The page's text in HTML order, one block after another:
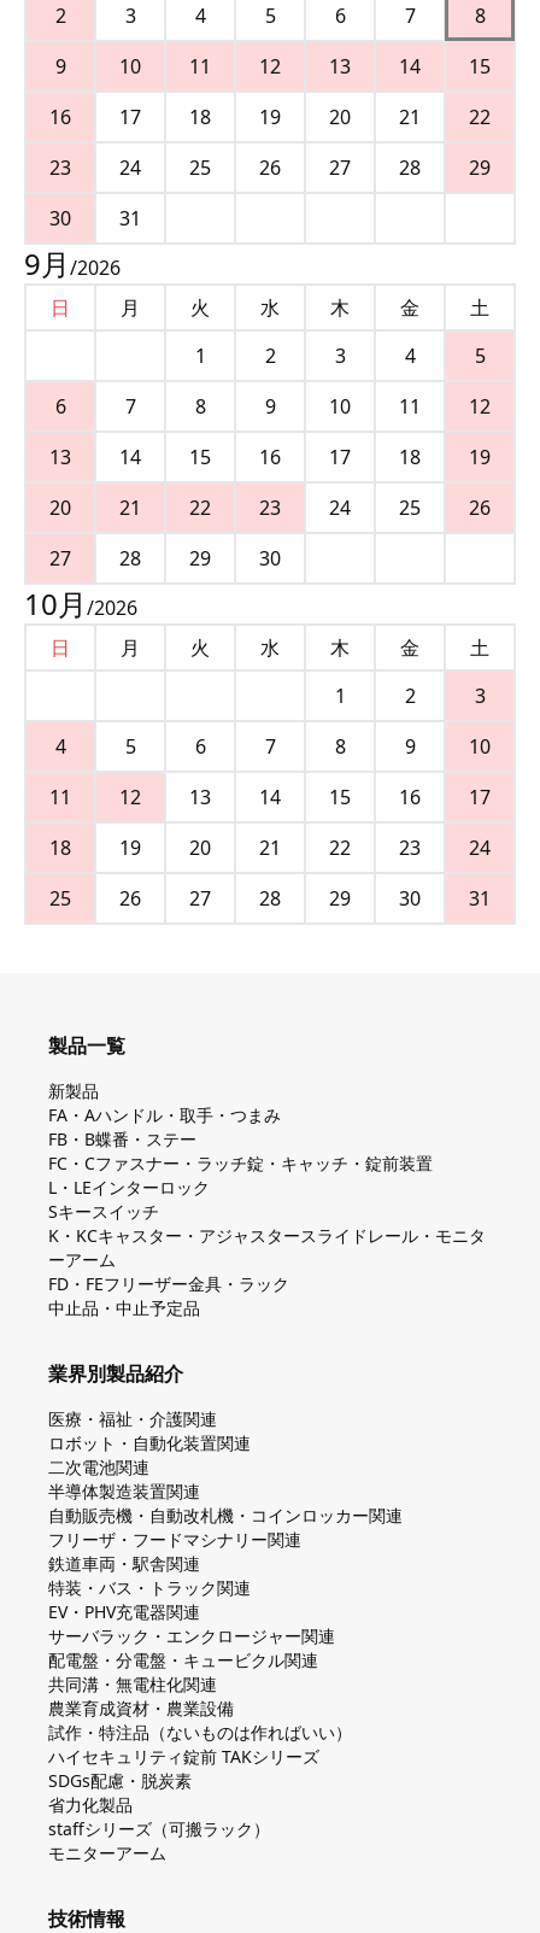
2
3 4 5 6 7
8
9
10 11 12 13 14
15
16
17 18 19 20 21
22
23
24 25 26 27 28
29
30
31
9月 /2026
日
月 火 水 木 金
土
1
2 3 4
5
6
7 8 9 10 11
12
13
14 15 16 17 18
19
20
21 22 23 24 25
26
27
28 29 30
10月 /2026
日
月 火 水 木 金
土
1
2
3
4
5 6 7 8 9
10
11
12 13 14 15 16
17
18
19 20 21 22 23
24
25
26 27 28 29 30 31
製品一覧
新製品
FA・Aハンドル・取手・つまみ
FB・B蝶番・ステー
FC・Cファスナー・ラッチ錠・キャッチ・錠前装置
L・LEインターロック
Sキースイッチ
K・KCキャスター・アジャスタースライドレール・モニタ
ーアーム
FD・FEフリーザー金具・ラック
中止品・中止予定品
業界別製品紹介
医療・福祉・介護関連
ロボット・自動化装置関連
二次電池関連
半導体製造装置関連
自動販売機・自動改札機・コインロッカー関連
フリーザ・フードマシナリー関連
鉄道車両・駅舎関連
特装・バス・トラック関連
EV・PHV充電器関連
サーバラック・エンクロージャー関連
配電盤・分電盤・キュービクル関連
共同溝・無電柱化関連
農業育成資材・農業設備
試作・特注品（ないものは作ればいい）
ハイセキュリティ錠前 TAKシリーズ
SDGs配慮・脱炭素
省力化製品
staffシリーズ（可搬ラック）
モニターアーム
技術情報